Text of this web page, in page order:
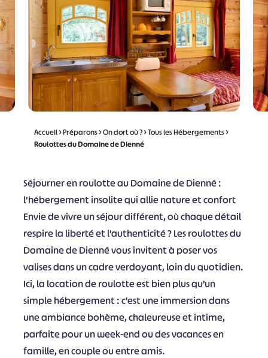
Accueil>Préparons>On dort où ?>Tous les Hébergements>
Roulottes du Domaine de Dienné
Séjourner en roulotte au Domaine de Dienné :
l’hébergement insolite qui allie nature et confort
Envie de vivre un séjour différent, où chaque détail
respire la liberté et l’authenticité ? Les roulottes du
Domaine de Dienné vous invitent à poser vos
valises dans un cadre verdoyant, loin du quotidien.
Ici, la location de roulotte est bien plus qu’un
simple hébergement : c’est une immersion dans
une ambiance bohème, chaleureuse et intime,
parfaite pour un week-end ou des vacances en
famille, en couple ou entre amis.